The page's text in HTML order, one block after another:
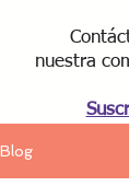
nuestra
Blog